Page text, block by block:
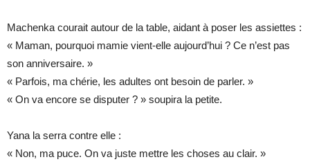
Machenka courait autour de la table, aidant à poser les assiettes :
« Maman, pourquoi mamie vient-elle aujourd’hui ? Ce n’est pas
son anniversaire. »
« Parfois, ma chérie, les adultes ont besoin de parler. »
« On va encore se disputer ? » soupira la petite.
Yana la serra contre elle :
« Non, ma puce. On va juste mettre les choses au clair. »